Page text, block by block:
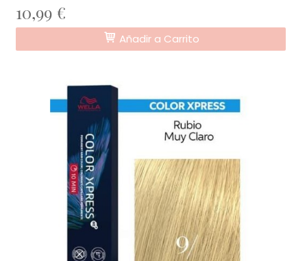
10,99 €
Añadir a Carrito